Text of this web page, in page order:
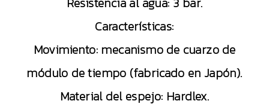
Características:
Movimiento: mecanismo de cuarzo de
módulo de tiempo (fabricado en Japón).
Material del espejo: Hardlex.